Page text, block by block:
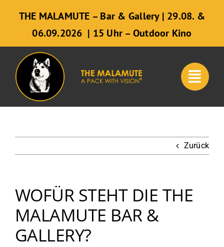
THE MALAMUTE – Bar & Gallery | 29.08. &
06.09.2026 | 15 Uhr – Outdoor Kino
Zurück
WOFÜR STEHT DIE THE
MALAMUTE BAR &
GALLERY?